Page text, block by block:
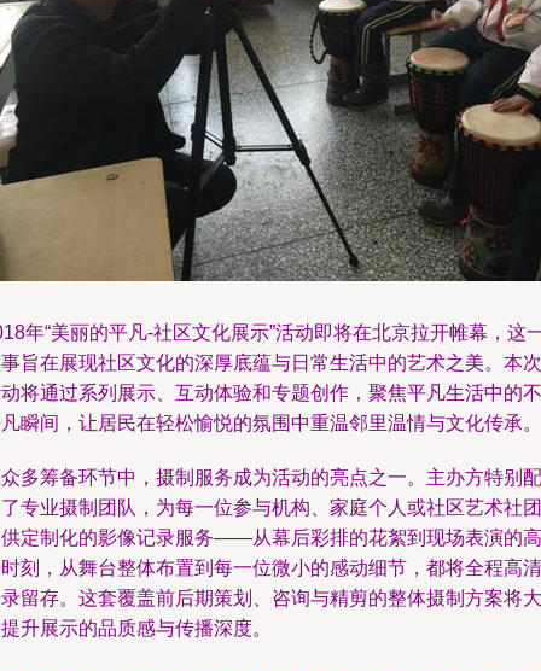
年“美丽的平凡-社区文化展示”活动即将在北京拉开帷幕，这
旨在展现社区文化的深厚底蕴与日常生活中的艺术之美。本次
将通过系列展示、互动体验和专题创作，聚焦平凡生活中的不
瞬间，让居民在轻松愉悦的氛围中重温邻里温情与文化传承。
多筹备环节中，摄制服务成为活动的亮点之一。主办方特别配
专业摄制团队，为每一位参与机构、家庭个人或社区艺术社团
定制化的影像记录服务——从幕后彩排的花絮到现场表演的高
刻，从舞台整体布置到每一位微小的感动细节，都将全程高清
留存。这套覆盖前后期策划、咨询与精剪的整体摄制方案将大
升展示的品质感与传播深度。